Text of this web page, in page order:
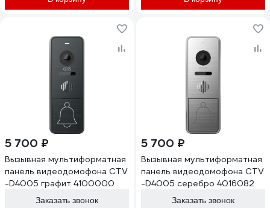
5 700 ₽
Вызывная мультиформатная
панель видеодомофона CTV
-D4005 графит 4100000
Заказать звонок
5 700 ₽
Вызывная мультиформатная
панель видеодомофона CTV
-D4005 серебро 4016082
Заказать звонок